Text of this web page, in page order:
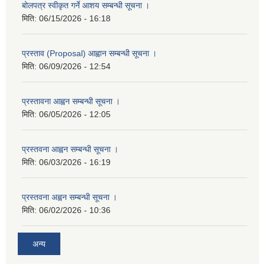
बोलपत्र स्वीकृत गर्ने आशय सम्बन्धी सूचना ।
मिति: 06/15/2026 - 16:18
प्रस्ताव (Proposal) आह्वान सम्बन्धी सूचना ।
मिति: 06/09/2026 - 12:54
प्रस्तावना आह्वन सम्बन्धी सूचना ।
मिति: 06/05/2026 - 12:05
प्रस्तवना आह्वन सम्बन्धी सूचना ।
मिति: 06/03/2026 - 16:19
प्रस्तवना अह्वन सम्बन्धी सूचना ।
मिति: 06/02/2026 - 10:36
अन्य